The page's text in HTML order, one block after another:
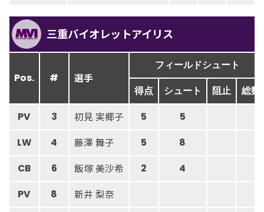
三重バイオレットアイリス
Pos. # 選手
フィールドシュート
得点 シュート 阻止 総数
PV 3 初見 実椰子 5 5
LW 4 藤澤 舞子 5 8
CB 6 飯塚 美沙希 2 4
PV 8 新井 梨奈